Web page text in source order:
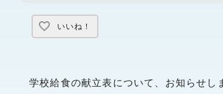
いいね！
学校給食の献立表について、お知らせし